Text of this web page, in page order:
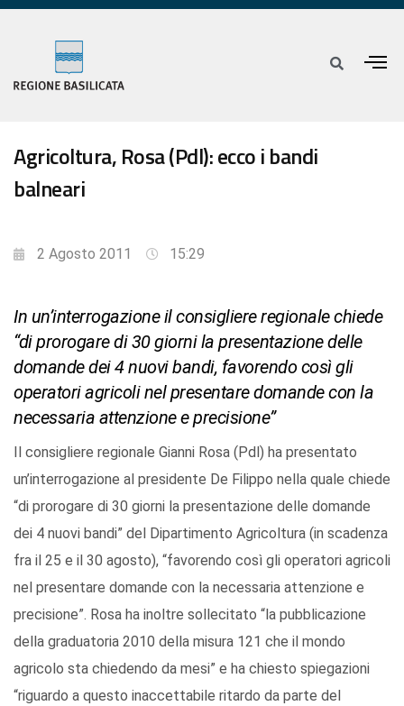
Agricoltura, Rosa (Pdl): ecco i bandi
balneari
2 Agosto 2011 15:29
In un’interrogazione il consigliere regionale chiede
“di prorogare di 30 giorni la presentazione delle
domande dei 4 nuovi bandi, favorendo così gli
operatori agricoli nel presentare domande con la
necessaria attenzione e precisione”
Il consigliere regionale Gianni Rosa (Pdl) ha presentato
un’interrogazione al presidente De Filippo nella quale chiede
“di prorogare di 30 giorni la presentazione delle domande
dei 4 nuovi bandi” del Dipartimento Agricoltura (in scadenza
fra il 25 e il 30 agosto), “favorendo così gli operatori agricoli
nel presentare domande con la necessaria attenzione e
precisione”. Rosa ha inoltre sollecitato “la pubblicazione
della graduatoria 2010 della misura 121 che il mondo
agricolo sta chiedendo da mesi” e ha chiesto spiegazioni
“riguardo a questo inaccettabile ritardo da parte del